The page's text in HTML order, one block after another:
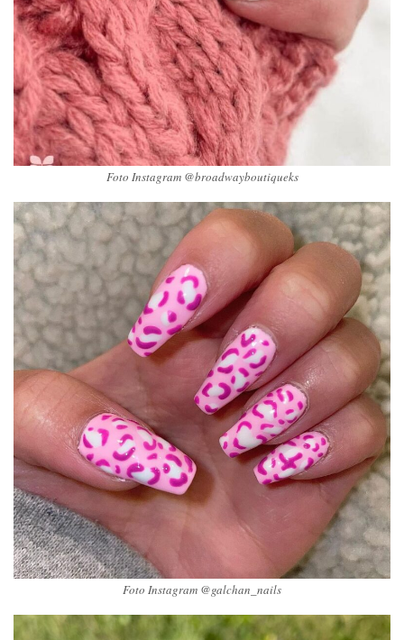
Foto Instagram @broadwayboutiqueks
Foto Instagram @galchan_nails